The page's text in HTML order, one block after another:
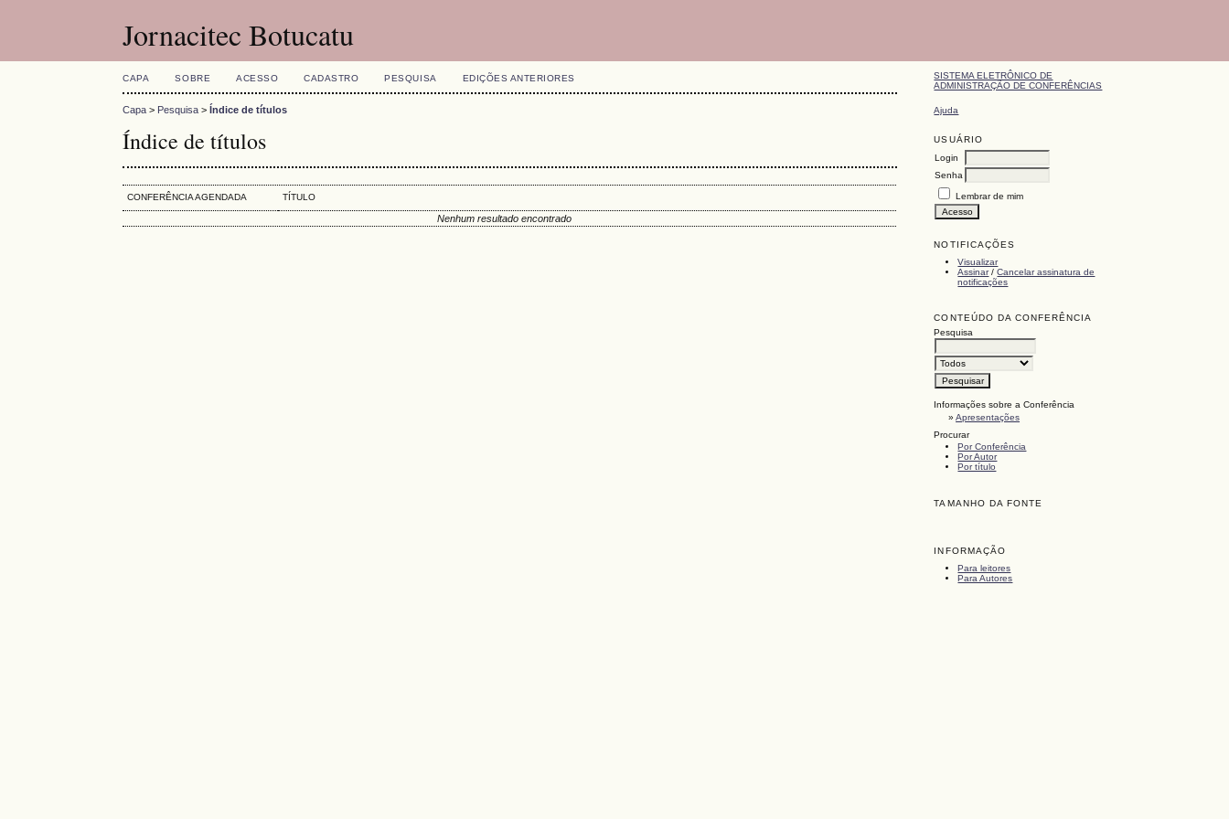
Jornacitec Botucatu
SISTEMA ELETRÔNICO DE
ADMINISTRAÇÃO DE CONFERÊNCIAS
Ajuda
USUÁRIO
Login
Senha
Lembrar de mim
NOTIFICAÇÕES
Visualizar
Assinar/Cancelar assinatura de
notificações
CONTEÚDO DA CONFERÊNCIA
Pesquisa
Informações sobre a Conferência
»Apresentações
Procurar
Por Conferência
Por Autor
Por título
TAMANHO DA FONTE
INFORMAÇÃO
Para leitores
Para Autores
CAPA SOBRE ACESSO CADASTRO PESQUISA EDIÇÕES ANTERIORES
Capa > Pesquisa >Índice de títulos
Índice de títulos
CONFERÊNCIA AGENDADA TÍTULO
Nenhum resultado encontrado